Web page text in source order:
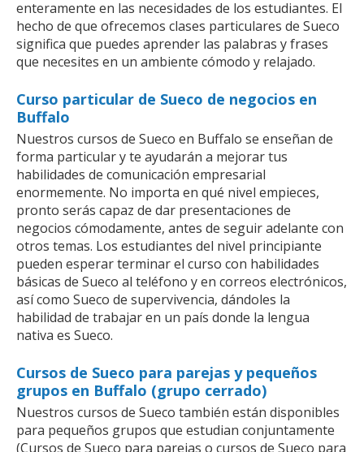
enteramente en las necesidades de los estudiantes. El
hecho de que ofrecemos clases particulares de Sueco
significa que puedes aprender las palabras y frases
que necesites en un ambiente cómodo y relajado.
Curso particular de Sueco de negocios en
Buffalo
Nuestros cursos de Sueco en Buffalo se enseñan de
forma particular y te ayudarán a mejorar tus
habilidades de comunicación empresarial
enormemente. No importa en qué nivel empieces,
pronto serás capaz de dar presentaciones de
negocios cómodamente, antes de seguir adelante con
otros temas. Los estudiantes del nivel principiante
pueden esperar terminar el curso con habilidades
básicas de Sueco al teléfono y en correos electrónicos,
así como Sueco de supervivencia, dándoles la
habilidad de trabajar en un país donde la lengua
nativa es Sueco.
Cursos de Sueco para parejas y pequeños
grupos en Buffalo (grupo cerrado)
Nuestros cursos de Sueco también están disponibles
para pequeños grupos que estudian conjuntamente
(Cursos de Sueco para parejas o cursos de Sueco para